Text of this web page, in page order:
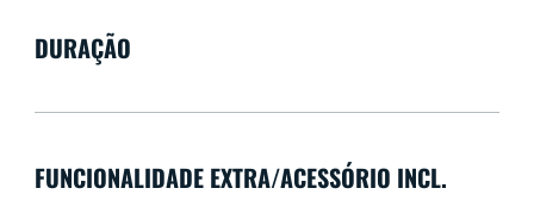
DURAÇÃO
FUNCIONALIDADE EXTRA/ACESSÓRIO INCL.